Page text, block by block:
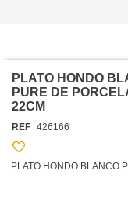
PLATO HONDO
PURE DE
22CM
REF 426166
PLATO HONDO BLANCO